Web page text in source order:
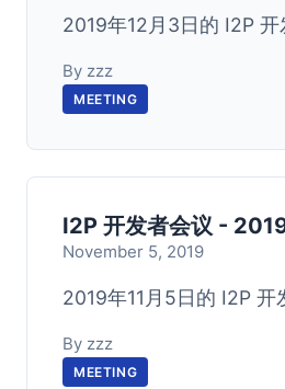
2019年12月3日的 I2P 开
By zzz
MEETING
I2P 开发者会议 -
November 5, 2019
2019年11月5日的 I2P 开
By zzz
MEETING